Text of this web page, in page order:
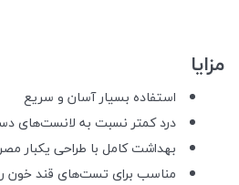
مزایا
استفاده بسیار آسان و سریع
درد کمتر نسبت به لانست‌های
بهداشت کامل با طراحی یکبار
مناسب برای تست‌های قند خون